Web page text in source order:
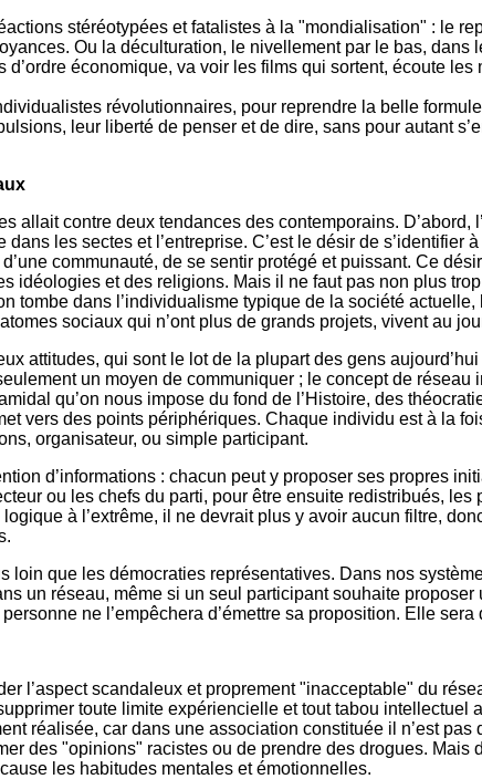
stéréotypées et fatalistes à la "mondialisation" : le
Ou la déculturation, le nivellement par le bas, dans
d’ordre économique, va voir les films qui sortent, écoute
révolutionnaires, pour reprendre la belle
leur liberté de penser et de dire, sans pour autant
allait contre deux tendances des contemporains.
dans les sectes et l’entreprise. C’est le désir de s’identifier
communauté, de se sentir protégé et puissant. Ce
idéologies et des religions. Mais il ne faut pas non plus
tombe dans l’individualisme typique de la société
sociaux qui n’ont plus de grands projets, vivent au
attitudes, qui sont le lot de la plupart des gens
un moyen de communiquer ; le concept de réseau
qu’on nous impose du fond de l’Histoire, des
vers des points périphériques. Chaque individu est à la
organisateur, ou simple participant.
d’informations : chacun peut y proposer ses propres
ou les chefs du parti, pour être ensuite redistribués,
à l’extrême, il ne devrait plus y avoir aucun filtre,
loin que les démocraties représentatives. Dans nos
un réseau, même si un seul participant souhaite
ne l’empêchera d’émettre sa proposition. Elle
l’aspect scandaleux et proprement "inacceptable" du
toute limite expériencielle et tout tabou intellectuel
réalisée, car dans une association constituée il n’est
des "opinions" racistes ou de prendre des drogues.
les habitudes mentales et émotionnelles.